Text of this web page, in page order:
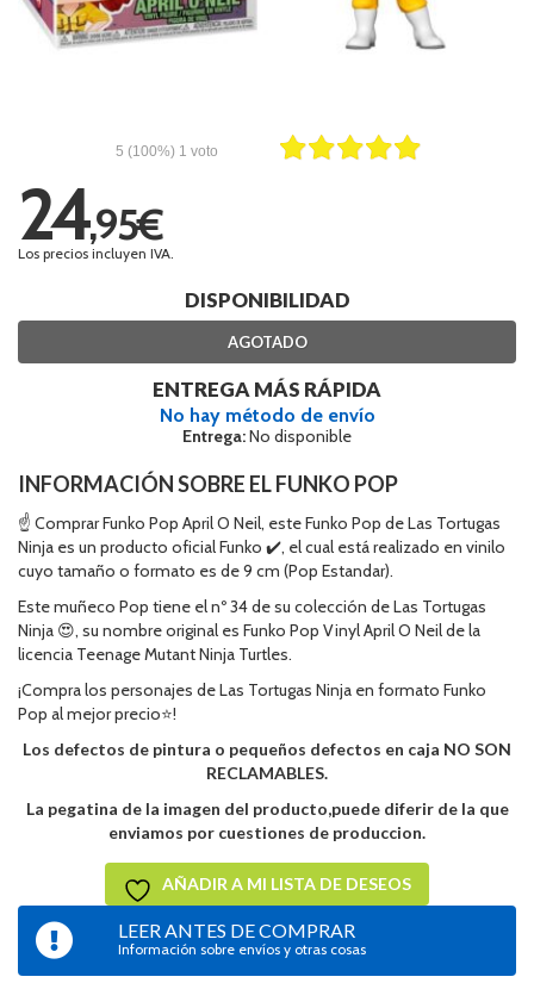
5 (100%) 1 voto
24,95€
Los precios incluyen IVA.
DISPONIBILIDAD
AGOTADO
ENTREGA MÁS RÁPIDA
No hay método de envío
Entrega:No disponible
INFORMACIÓN SOBRE EL FUNKO POP
☝ Comprar Funko Pop April O Neil, este Funko Pop de Las Tortugas
Ninja es un producto oficial Funko ✔️, el cual está realizado en vinilo
cuyo tamaño o formato es de 9 cm (Pop Estandar).
Este muñeco Pop tiene el nº 34 de su colección de Las Tortugas
Ninja 😍, su nombre original es Funko Pop Vinyl April O Neil de la
licencia Teenage Mutant Ninja Turtles.
¡Compra los personajes de Las Tortugas Ninja en formato Funko
Pop al mejor precio⭐!
Los defectos de pintura o pequeños defectos en caja NO SON
RECLAMABLES.
La pegatina de la imagen del producto,puede diferir de la que
enviamos por cuestiones de produccion.
AÑADIR A MI LISTA DE DESEOS
LEER ANTES DE COMPRAR
Información sobre envíos y otras cosas